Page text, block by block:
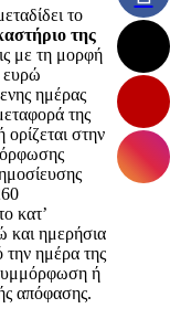
το
της
με τη μορφή
ευρώ
ημέρας
της
ορίζεται στην
κατ’
και ημερήσια
ημέρα της
ή
απόφασης.